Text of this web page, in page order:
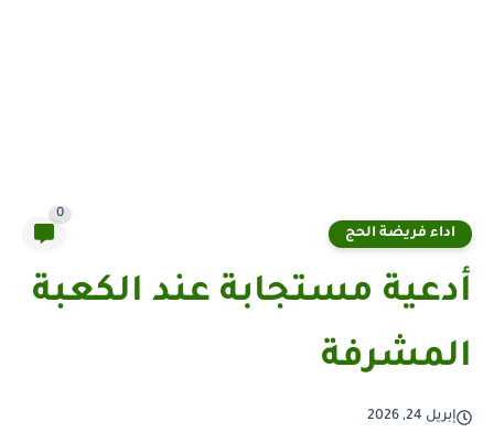
اداء فريضة الحج
0
أدعية مستجابة عند الكعبة
المشرفة
إبريل 24, 2026